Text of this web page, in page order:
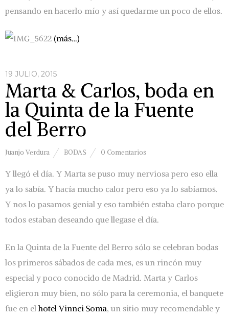
pensando en hacerlo mío y así quedarme un poco de ellos.
(más…)
19 JULIO, 2015
Marta & Carlos, boda en
la Quinta de la Fuente
del Berro
Juanjo Verdura BODAS 0 Comentarios
Y llegó el día. Y Marta se puso muy nerviosa pero eso ella
ya lo sabía. Y hacía mucho calor pero eso ya lo sabíamos.
Y nos lo pasamos genial y eso también estaba claro porque
todos estaban deseando que llegase el día.
En la Quinta de la Fuente del Berro sólo se celebran bodas
los primeros sábados de cada mes, es un rincón muy
especial y poco conocido de Madrid. Marta y Carlos
eligieron muy bien, no sólo para la ceremonia, el banquete
fue en elhotel Vinnci Soma, un sitio muy recomendable y